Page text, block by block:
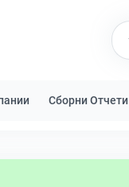
Сборни Отчети